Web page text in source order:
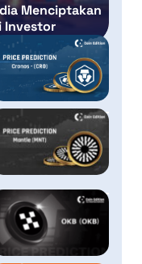
Menciptakan
Investor